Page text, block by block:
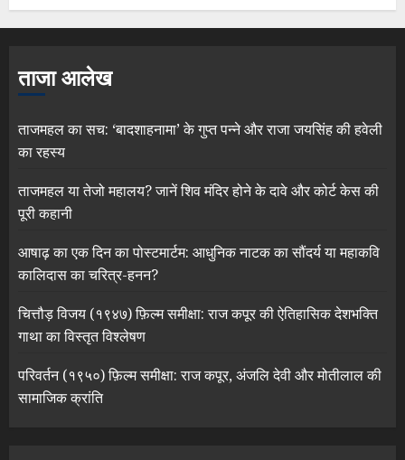
ताजा आलेख
ताजमहल का सच: ‘बादशाहनामा’ के गुप्त पन्ने और राजा जयसिंह की हवेली
का रहस्य
ताजमहल या तेजो महालय? जानें शिव मंदिर होने के दावे और कोर्ट केस की
पूरी कहानी
आषाढ़ का एक दिन का पोस्टमार्टम: आधुनिक नाटक का सौंदर्य या महाकवि
कालिदास का चरित्र-हनन?
चित्तौड़ विजय (१९४७) फ़िल्म समीक्षा: राज कपूर की ऐतिहासिक देशभक्ति
गाथा का विस्तृत विश्लेषण
परिवर्तन (१९५०) फ़िल्म समीक्षा: राज कपूर, अंजलि देवी और मोतीलाल की
सामाजिक क्रांति